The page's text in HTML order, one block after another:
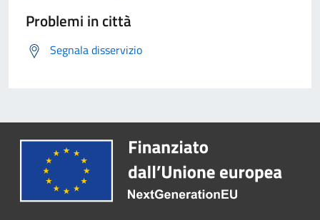
Problemi in città
Segnala disservizio